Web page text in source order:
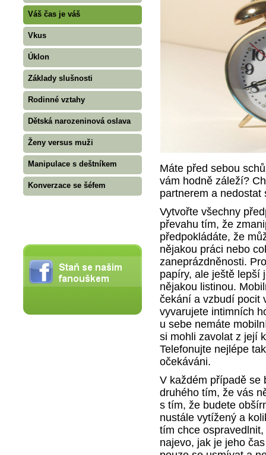
Váš čas je váš
Vkus
Úklon
Základy slušnosti
Rodinné vztahy
Dětská narozeninová oslava
Ženy versus muži
Manipulace s deštníkem
Konverzace se šéfem
Máte před sebou
vám hodně záleží?
partnerem a
Vytvořte všechny
převahu tím, že
předpokládáte, že
nějakou práci nebo
zaneprázdněnosti.
papíry, ale ještě lepší
nějakou listinou.
čekání a vzbudí pocit
vyvarujete intimních
u sebe nemáte
si mohli zavolat z její
Telefonujte nejlépe
očekáváni.
V každém případě se
druhého tím, že vás
s tím, že budete
nustále vytížený a
tím chce
najevo, jak je jeho